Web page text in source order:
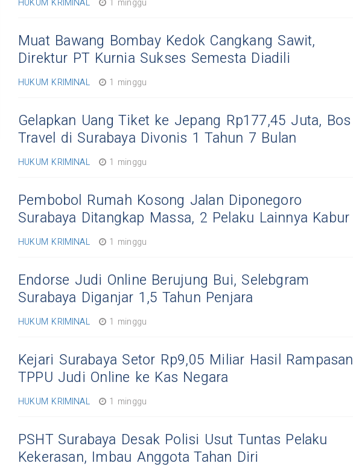
HUKUM KRIMINAL 1 minggu
Muat Bawang Bombay Kedok Cangkang Sawit,
Direktur PT Kurnia Sukses Semesta Diadili
HUKUM KRIMINAL 1 minggu
Gelapkan Uang Tiket ke Jepang Rp177,45 Juta, Bos
Travel di Surabaya Divonis 1 Tahun 7 Bulan
HUKUM KRIMINAL 1 minggu
Pembobol Rumah Kosong Jalan Diponegoro
Surabaya Ditangkap Massa, 2 Pelaku Lainnya Kabur
HUKUM KRIMINAL 1 minggu
Endorse Judi Online Berujung Bui, Selebgram
Surabaya Diganjar 1,5 Tahun Penjara
HUKUM KRIMINAL 1 minggu
Kejari Surabaya Setor Rp9,05 Miliar Hasil Rampasan
TPPU Judi Online ke Kas Negara
HUKUM KRIMINAL 1 minggu
PSHT Surabaya Desak Polisi Usut Tuntas Pelaku
Kekerasan, Imbau Anggota Tahan Diri